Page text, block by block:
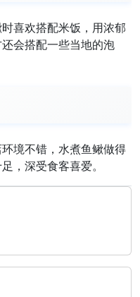
喜欢搭配米饭，用浓郁
会搭配一些当地的泡
境不错，水煮鱼鳅做得
，深受食客喜爱。